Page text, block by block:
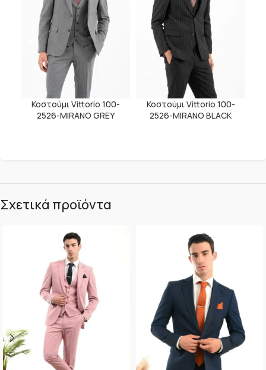
Κοστούμι Vittorio 100-
2526-MIRANO GREY
Κοστούμι Vittorio 100-
2526-MIRANO BLACK
Σχετικά προϊόντα